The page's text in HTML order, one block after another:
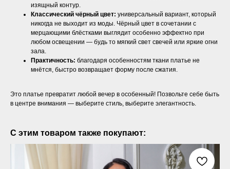
изящный контур.
Классический чёрный цвет: универсальный вариант, который
никогда не выходит из моды. Чёрный цвет в сочетании с
мерцающими блёстками выглядит особенно эффектно при
любом освещении — будь то мягкий свет свечей или яркие огни
зала.
Практичность: благодаря особенностям ткани платье не
мнётся, быстро возвращает форму после сжатия.
Это платье превратит любой вечер в особенный! Позвольте себе быть
в центре внимания — выберите стиль, выберите элегантность.
С этим товаром также покупают: